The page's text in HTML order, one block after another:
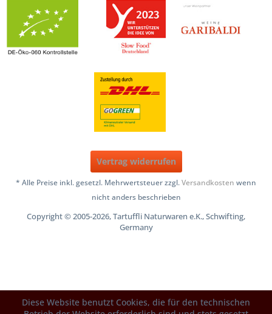
Vertrag widerrufen
* Alle Preise inkl. gesetzl. Mehrwertsteuer zzgl.Versandkosten wenn
nicht anders beschrieben
Copyright © 2005-2026, Tartuffli Naturwaren e.K., Schwifting,
Germany
Diese Website benutzt Cookies, die für den technischen